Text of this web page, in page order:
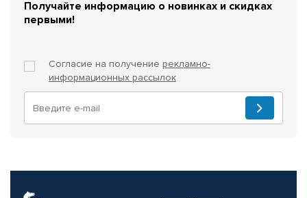
Получайте информацию о новинках и скидках
первыми!
Согласие на получение рекламно-
информационных рассылок